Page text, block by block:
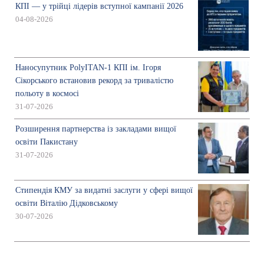
КПІ — у трійці лідерів вступної кампанії 2026
04-08-2026
Наносупутник PolyITAN-1 КПІ ім. Ігоря
Сікорського встановив рекорд за тривалістю
польоту в космосі
31-07-2026
Розширення партнерства із закладами вищої
освіти Пакистану
31-07-2026
Стипендія КМУ за видатні заслуги у сфері вищої
освіти Віталію Дідковському
30-07-2026